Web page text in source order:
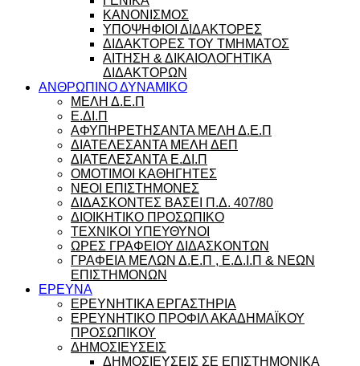
ΚΑΝΟΝΙΣΜΟΣ
ΥΠΟΨΗΦΙΟΙ ΔΙΔΑΚΤΟΡΕΣ
ΔΙΔΑΚΤΟΡΕΣ ΤΟΥ ΤΜΗΜΑΤΟΣ
ΑΙΤΗΣΗ & ΔΙΚΑΙΟΛΟΓΗΤΙΚΑ
ΔΙΔΑΚΤΟΡΩΝ
ΑΝΘΡΩΠΙΝΟ ΔΥΝΑΜΙΚΟ
ΜΕΛΗ Δ.Ε.Π
Ε.ΔΙ.Π
ΑΦΥΠΗΡΕΤΗΣΑΝΤΑ ΜΕΛΗ Δ.Ε.Π
ΔΙΑΤΕΛΕΣΑΝΤΑ ΜΕΛΗ ΔΕΠ
ΔΙΑΤΕΛΕΣΑΝΤΑ Ε.ΔΙ.Π
ΟΜΟΤΙΜΟΙ ΚΑΘΗΓΗΤΕΣ
ΝΕΟΙ ΕΠΙΣΤΗΜΟΝΕΣ
ΔΙΔΑΣΚΟΝΤΕΣ ΒΑΣΕΙ Π.Δ. 407/80
ΔΙΟΙΚΗΤΙΚΟ ΠΡΟΣΩΠΙΚΟ
ΤΕΧΝΙΚΟΙ ΥΠΕΥΘΥΝΟΙ
ΩΡΕΣ ΓΡΑΦΕΙΟΥ ΔΙΔΑΣΚΟΝΤΩΝ
ΓΡΑΦΕΙΑ ΜΕΛΩΝ Δ.Ε.Π , Ε.Δ.Ι.Π & ΝΕΩΝ
ΕΠΙΣΤΗΜΟΝΩΝ
ΕΡΕΥΝΑ
ΕΡΕΥΝΗΤΙΚΑ ΕΡΓΑΣΤΗΡΙΑ
ΕΡΕΥΝΗΤΙΚΟ ΠΡΟΦΙΛ ΑΚΑΔΗΜΑΪΚΟΥ
ΠΡΟΣΩΠΙΚΟΥ
ΔΗΜΟΣΙΕΥΣΕΙΣ
ΔΗΜΟΣΙΕΥΣΕΙΣ ΣΕ ΕΠΙΣΤΗΜΟΝΙΚΑ